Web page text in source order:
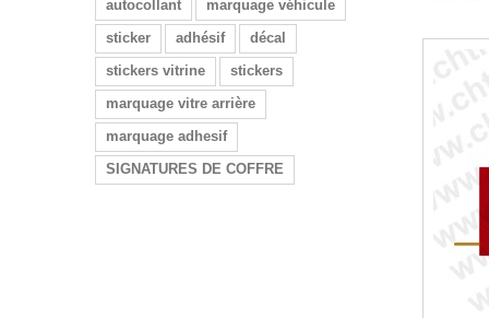
autocollant
marquage véhicule
sticker
adhésif
décal
stickers vitrine
stickers
marquage vitre arrière
marquage adhesif
SIGNATURES DE COFFRE